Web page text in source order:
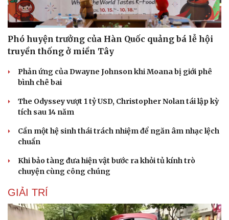
Phó huyện trưởng của Hàn Quốc quảng bá lễ hội
truyền thống ở miền Tây
Phản ứng của Dwayne Johnson khi Moana bị giới phê
bình chê bai
The Odyssey vượt 1 tỷ USD, Christopher Nolan tái lập kỳ
tích sau 14 năm
Cần một hệ sinh thái trách nhiệm để ngăn âm nhạc lệch
chuẩn
Khi bảo tàng đưa hiện vật bước ra khỏi tủ kính trò
chuyện cùng công chúng
GIẢI TRÍ